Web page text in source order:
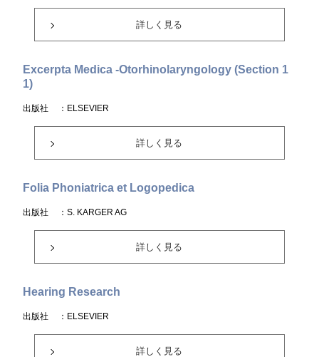
詳しく見る
Excerpta Medica -Otorhinolaryngology (Section 1
1)
出版社 ：ELSEVIER
詳しく見る
Folia Phoniatrica et Logopedica
出版社 ：S. KARGER AG
詳しく見る
Hearing Research
出版社 ：ELSEVIER
詳しく見る